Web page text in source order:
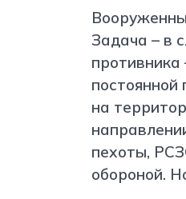
Задача – в
постоянной
на
пехоты,
обороной.